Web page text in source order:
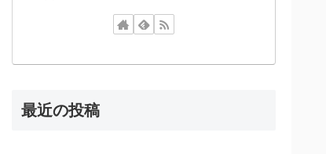
最近の投稿